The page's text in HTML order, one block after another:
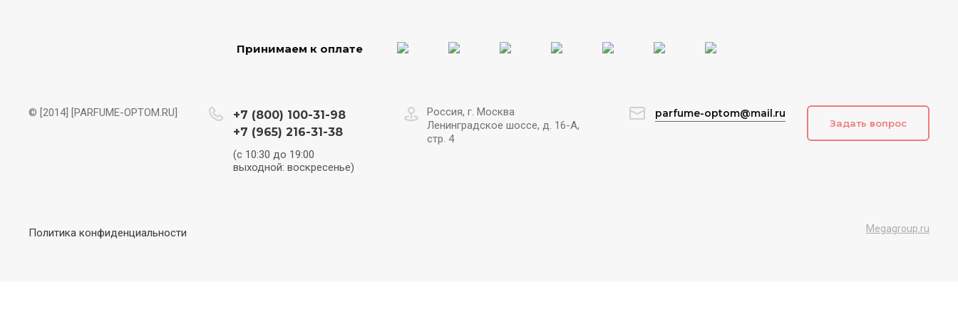
Принимаем к оплате
© [2014] [PARFUME-OPTOM.RU]
+7 (800) 100-31-98
+7 (965) 216-31-38
(с 10:30 до 19:00
выходной: воскресенье)
Россия, г. Москва
Ленинградское шоссе, д. 16-А,
стр. 4
parfume-optom@mail.ru
Задать вопрос
Политика конфиденциальности Megagroup.ru